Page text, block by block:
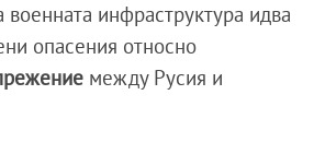
инфраструктура идва
опасения относно
между Русия и